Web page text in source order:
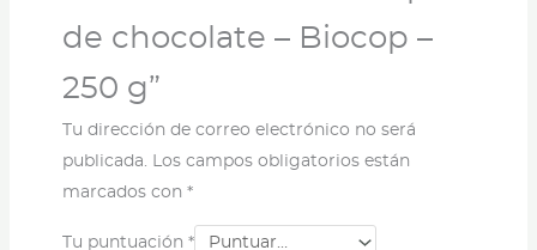
de chocolate – Biocop –
250 g”
Tu dirección de correo electrónico no será
publicada. Los campos obligatorios están
marcados con *
Tu puntuación *